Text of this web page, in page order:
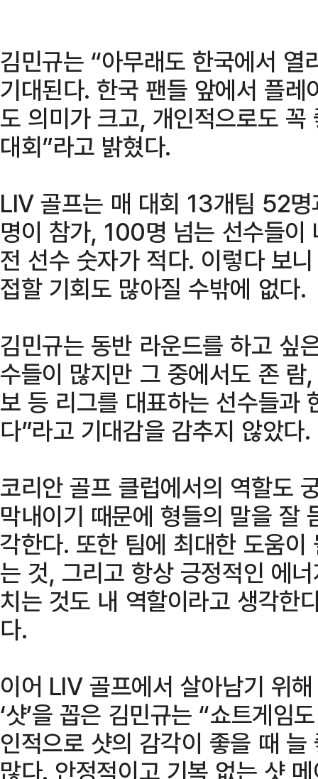
김민규는 “아무래도 한국에서 열
기대된다. 한국 팬들 앞에서 플
도 의미가 크고, 개인적으로도
대회”라고 밝혔다.
LIV 골프는 매 대회 13개팀 52
명이 참가, 100명 넘는 선수들이
전 선수 숫자가 적다. 이렇다 보
접할 기회도 많아질 수밖에 없다.
김민규는 동반 라운드를 하고 싶
수들이 많지만 그 중에서도 존
보 등 리그를 대표하는 선수들과
다”라고 기대감을 감추지 않았다.
코리안 골프 클럽에서의 역할도
막내이기 때문에 형들의 말을 잘
각한다. 또한 팀에 최대한 도움
는 것, 그리고 항상 긍정적인 에
치는 것도 내 역할이라고 생각한
다.
이어 LIV 골프에서 살아남기 위
‘샷’을 꼽은 김민규는 “쇼트게임
인적으로 샷의 감각이 좋을 때
많다. 안정적이고 기복 없는 샷